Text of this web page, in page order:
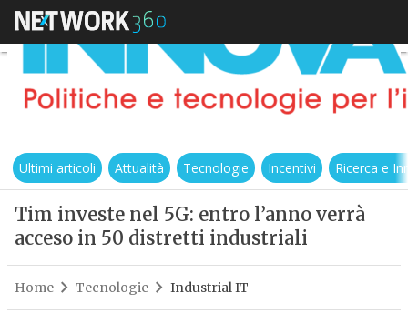
Ultimi articoli Attualità Tecnologie Incentivi Ricerca e
Tim investe nel 5G: entro l’anno verrà
acceso in 50 distretti industriali
Home Tecnologie Industrial IT